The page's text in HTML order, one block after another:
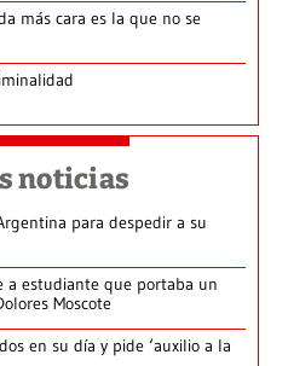
más cara es la que no se
noticias
para despedir a su
a estudiante que portaba un
Moscote
en su día y pide ‘auxilio a la